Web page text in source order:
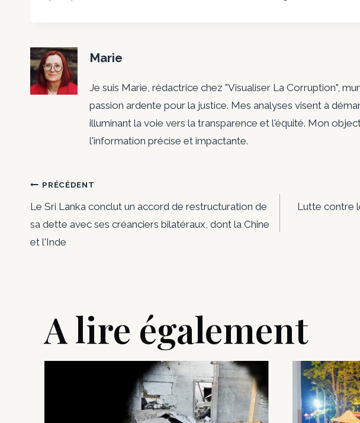
Marie
Je suis Marie, rédactrice chez "Visualiser La Corruption",
passion ardente pour la justice. Mes analyses visent à
illuminant la voie vers la transparence et l'équité. Mon
l'information précise et impactante.
Navigation
de
PRÉCÉDENT
Le Sri Lanka conclut un accord de restructuration de
sa dette avec ses créanciers bilatéraux, dont la Chine
et l'Inde
Lutte contre
A lire également